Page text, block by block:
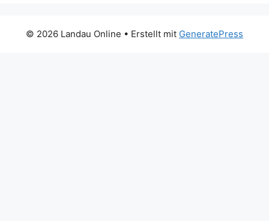
© 2026 Landau Online • Erstellt mit GeneratePress